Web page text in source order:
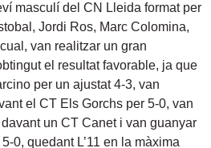
masculí del CN Lleida format per
Jordi Ros, Marc Colomina,
van realitzar un gran
el resultat favorable, ja que
per un ajustat 4-3, van
el CT Els Gorchs per 5-0, van
un CT Canet i van guanyar
0, quedant L’11 en la màxima